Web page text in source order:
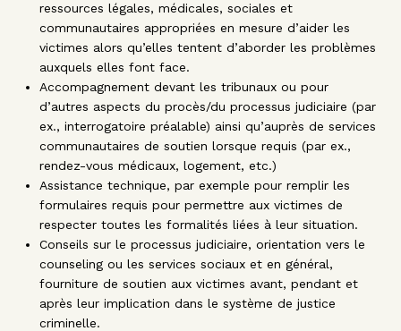
ressources légales, médicales, sociales et
communautaires appropriées en mesure d’aider les
victimes alors qu’elles tentent d’aborder les problèmes
auxquels elles font face.
Accompagnement devant les tribunaux ou pour
d’autres aspects du procès/du processus judiciaire (par
ex., interrogatoire préalable) ainsi qu’auprès de services
communautaires de soutien lorsque requis (par ex.,
rendez-vous médicaux, logement, etc.)
Assistance technique, par exemple pour remplir les
formulaires requis pour permettre aux victimes de
respecter toutes les formalités liées à leur situation.
Conseils sur le processus judiciaire, orientation vers le
counseling ou les services sociaux et en général,
fourniture de soutien aux victimes avant, pendant et
après leur implication dans le système de justice
criminelle.